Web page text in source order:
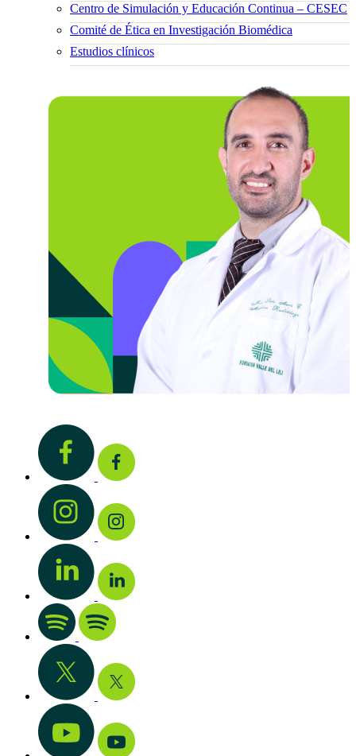
Centro de Simulación y Educación Continua – CESEC
Comité de Ética en Investigación Biomédica
Estudios clínicos